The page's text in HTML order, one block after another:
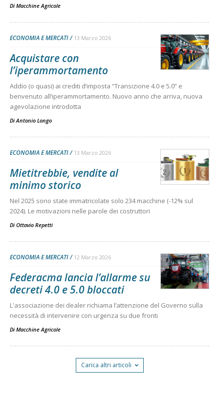
Di Macchine Agricole
ECONOMIA E MERCATI 13 Marzo 2026
Acquistare con
l’iperammortamento
Addio (o quasi) ai crediti d’imposta “Transizione 4.0 e 5.0” e
benvenuto all’iperammortamento. Nuovo anno che arriva, nuova
agevolazione introdotta
DiAntonio Longo
ECONOMIA E MERCATI 13 Marzo 2026
Mietitrebbie, vendite al
minimo storico
Nel 2025 sono state immatricolate solo 234 macchine (-12% sul
2024). Le motivazioni nelle parole dei costruttori
Di Ottavio Repetti
ECONOMIA E MERCATI 12 Marzo 2026
Federacma lancia l’allarme su
decreti 4.0 e 5.0 bloccati
L'associazione dei dealer richiama l’attenzione del Governo sulla
necessità di intervenire con urgenza su due fronti
Di Macchine Agricole
Carica altri articoli